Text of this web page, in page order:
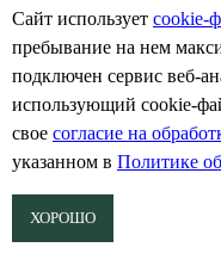
Сайт использует cookie-
пребывание на нем
подключен сервис веб-
использующий cookie-
свое согласие на
указанном в Политике
ХОРОШО